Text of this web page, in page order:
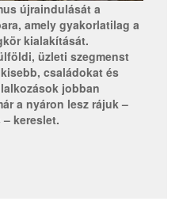
újraindulását a
amely gyakorlatilag a
kialakítását.
üzleti szegmenst
családokat és
jobban
a nyáron lesz rájuk –
kereslet.